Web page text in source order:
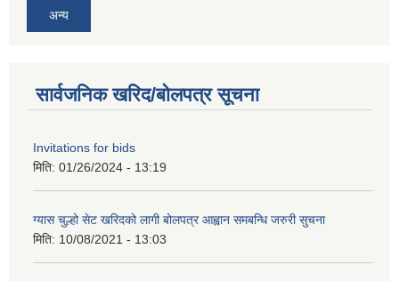
अन्य
सार्वजनिक खरिद/बोलपत्र सूचना
Invitations for bids
मिति: 01/26/2024 - 13:19
ग्यास चुल्हो सेट खरिदको लागी बोलपत्र आह्वान समबन्धि जरुरी सुचना
मिति: 10/08/2021 - 13:03